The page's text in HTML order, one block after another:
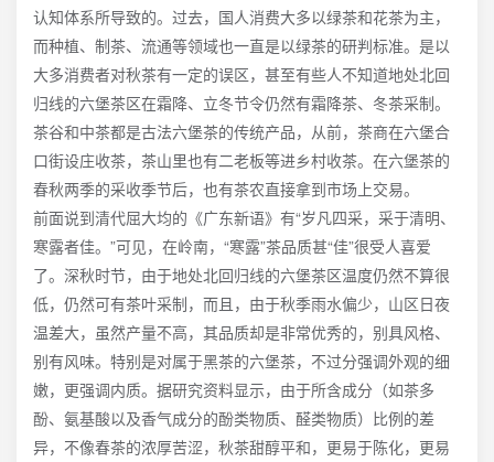
认知体系所导致的。过去，国人消费大多以绿茶和花茶为主，
而种植、制茶、流通等领域也一直是以绿茶的研判标准。是以
大多消费者对秋茶有一定的误区，甚至有些人不知道地处北回
归线的六堡茶区在霜降、立冬节令仍然有霜降茶、冬茶采制。
茶谷和中茶都是古法六堡茶的传统产品，从前，茶商在六堡合
口街设庄收茶，茶山里也有二老板等进乡村收茶。在六堡茶的
春秋两季的采收季节后，也有茶农直接拿到市场上交易。
前面说到清代屈大均的《广东新语》有“岁凡四采，采于清明、
寒露者佳。”可见，在岭南，“寒露”茶品质甚“佳”很受人喜爱
了。深秋时节，由于地处北回归线的六堡茶区温度仍然不算很
低，仍然可有茶叶采制，而且，由于秋季雨水偏少，山区日夜
温差大，虽然产量不高，其品质却是非常优秀的，别具风格、
别有风味。特别是对属于黑茶的六堡茶，不过分强调外观的细
嫩，更强调内质。据研究资料显示，由于所含成分（如茶多
酚、氨基酸以及香气成分的酚类物质、醛类物质）比例的差
异，不像春茶的浓厚苦涩，秋茶甜醇平和，更易于陈化，更易